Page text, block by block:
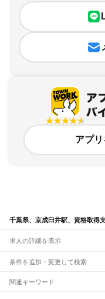
アプ
千葉県、京成臼井駅、資格取得
求人の詳細を表示
条件を追加・変更して検索
市区町村を追加・変更
関連キーワード